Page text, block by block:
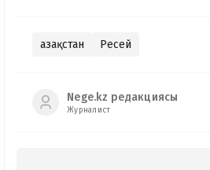
Қазақстан Ресей
Nege.kz редакциясы
Журналист